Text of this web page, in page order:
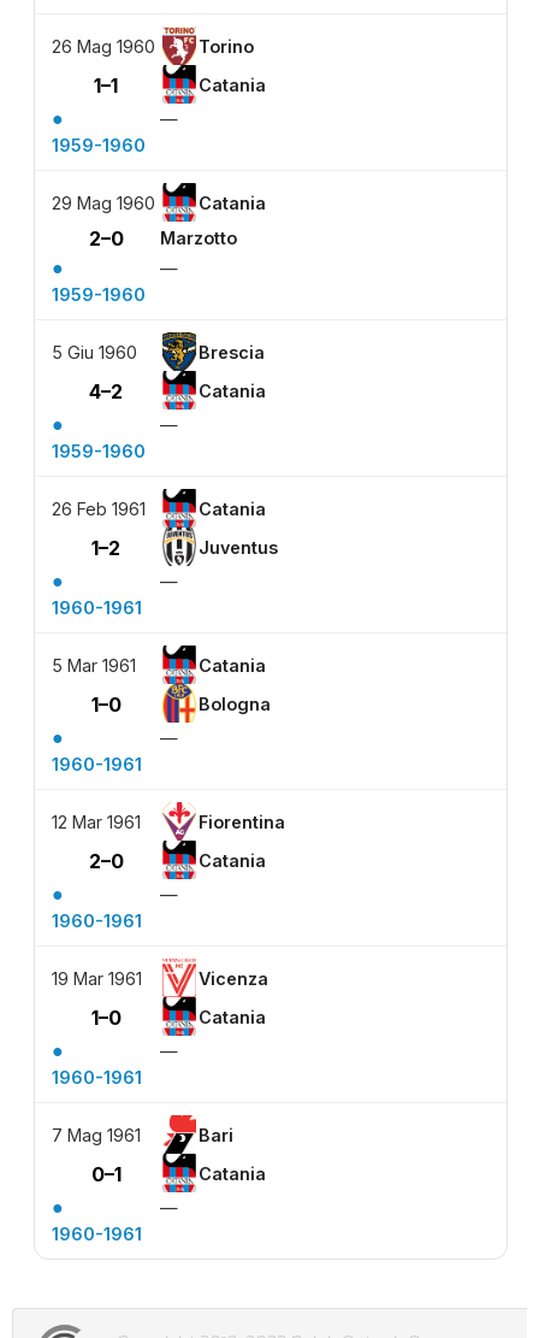
26 Mag 1960 Torino
1–1 Catania
●
—
1959-1960
29 Mag 1960 Catania
2–0 Marzotto
●
—
1959-1960
5 Giu 1960 Brescia
4–2 Catania
●
—
1959-1960
26 Feb 1961 Catania
1–2 Juventus
●
—
1960-1961
5 Mar 1961 Catania
1–0 Bologna
●
—
1960-1961
12 Mar 1961 Fiorentina
2–0 Catania
●
—
1960-1961
19 Mar 1961 Vicenza
1–0 Catania
●
—
1960-1961
7 Mag 1961 Bari
0–1 Catania
●
—
1960-1961